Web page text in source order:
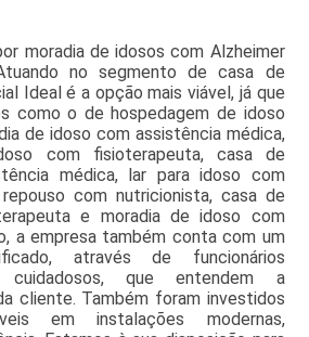
moradia de idosos com Alzheimer
no segmento de casa de
Ideal é a opção mais viável, já que
como o de hospedagem de idoso
de idoso com assistência médica,
com fisioterapeuta, casa de
médica, lar para idoso com
com nutricionista, casa de
e moradia de idoso com
a empresa também conta com um
através de funcionários
cuidadosos, que entendem a
cliente. Também foram investidos
em instalações modernas,